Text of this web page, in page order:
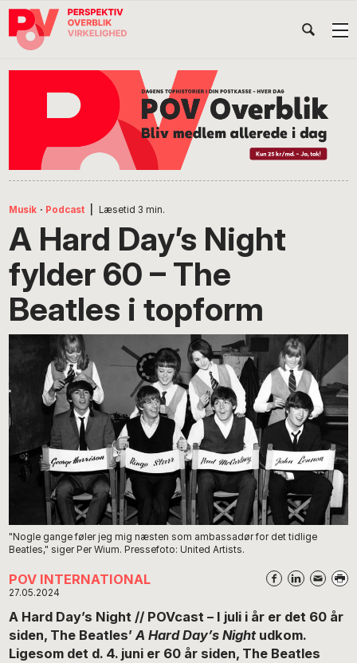
Gå
direkte
Skip
indhold
Gå
direkte
Musik · Podcast Læsetid 3 min.
A Hard Day’s Night
fylder 60 – The
Beatles i topform
"Nogle gange føler jeg mig næsten som ambassadør for det tidlige
Beatles," siger Per Wium. Pressefoto: United Artists.
POV INTERNATIONAL
27.05.2024
A Hard Day’s Night // POVcast – I juli i år er det 60 år
siden, The Beatles’A Hard Day’s Nightudkom.
Ligesom det d. 4. juni er 60 år siden, The Beatles